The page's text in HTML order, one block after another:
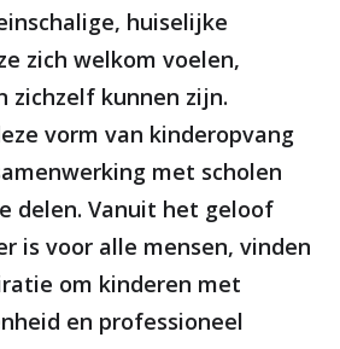
huiselijke
zich welkom voelen,
zichzelf kunnen zijn.
vorm van kinderopvang
met scholen
delen. Vanuit het geloof
is voor alle mensen, vinden
om kinderen met
en professioneel